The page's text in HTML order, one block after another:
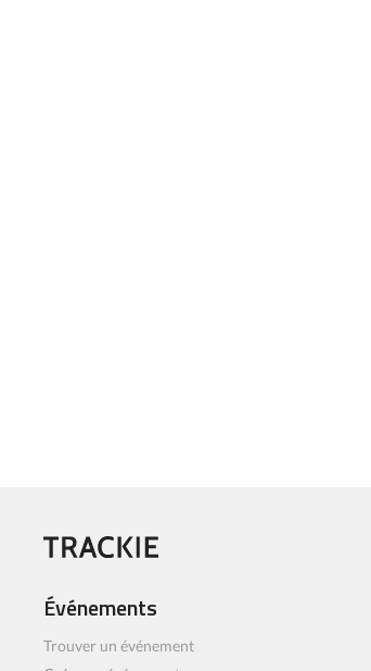
Événements
Trouver un événement